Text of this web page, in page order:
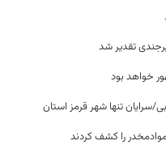
تقدیر شد
خواهد بود
سرایان تنها شهر قرمز استان